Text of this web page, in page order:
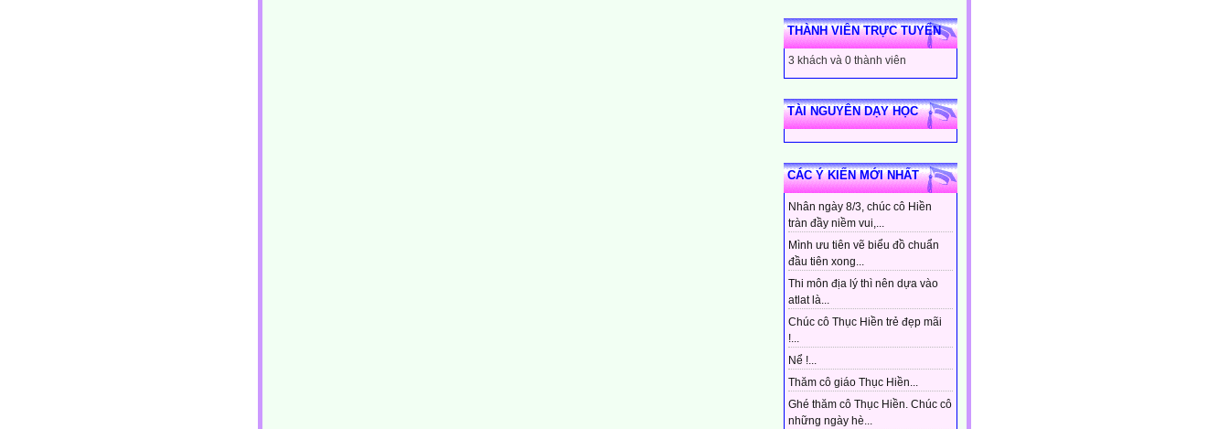
THÀNH VIÊN TRỰC TUYẾN
3 khách và 0 thành viên
TÀI NGUYÊN DẠY HỌC
CÁC Ý KIẾN MỚI NHẤT
Nhân ngày 8/3, chúc cô Hiền
tràn đầy niềm vui,...
Mình ưu tiên vẽ biểu đồ chuẩn
đầu tiên xong...
Thi môn địa lý thì nên dựa vào
atlat là...
Chúc cô Thục Hiền trẻ đẹp mãi
!...
Nể !...
Thăm cô giáo Thục Hiền...
Ghé thăm cô Thục Hiền. Chúc cô
những ngày hè...